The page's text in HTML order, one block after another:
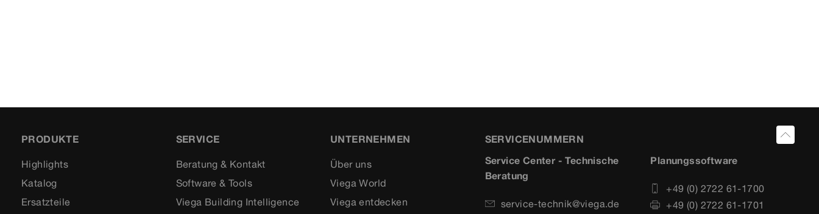
PRODUKTE
Highlights
Katalog
Ersatzteile
SERVICE
Beratung & Kontakt
Software & Tools
Viega Building Intelligence
UNTERNEHMEN
Über uns
Viega World
Viega entdecken
SERVICENUMMERN
Service Center - Technische
Beratung
service-technik@viega.de
Planungssoftware
+49 (0) 2722 61-1700
+49 (0) 2722 61-1701